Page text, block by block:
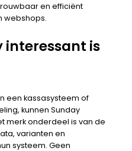
en efficiënt
webshops.
interessant is
een kassasysteem of
kunnen Sunday
merk onderdeel is van de
varianten en
systeem. Geen